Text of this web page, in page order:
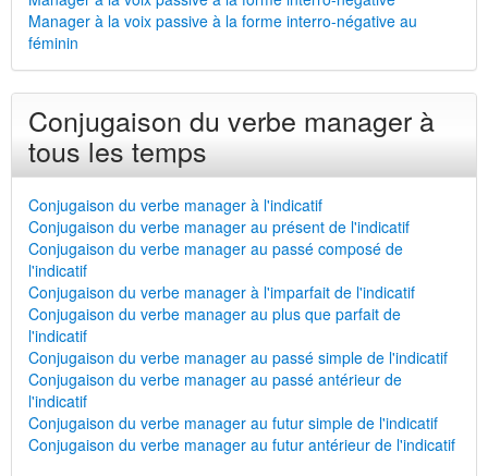
Manager à la voix passive à la forme interro-négative au
féminin
Conjugaison du verbe manager à
tous les temps
Conjugaison du verbe manager à l'indicatif
Conjugaison du verbe manager au présent de l'indicatif
Conjugaison du verbe manager au passé composé de
l'indicatif
Conjugaison du verbe manager à l'imparfait de l'indicatif
Conjugaison du verbe manager au plus que parfait de
l'indicatif
Conjugaison du verbe manager au passé simple de l'indicatif
Conjugaison du verbe manager au passé antérieur de
l'indicatif
Conjugaison du verbe manager au futur simple de l'indicatif
Conjugaison du verbe manager au futur antérieur de l'indicatif